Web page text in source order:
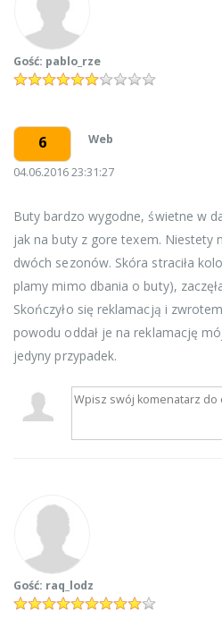
Gość: pablo_rze
6 Web
04.06.2016 23:31:27
Buty bardzo wygodne, świetne w
jak na buty z gore texem. Niestety
dwóch sezonów. Skóra straciła
plamy mimo dbania o buty),
Skończyło się reklamacją i
powodu oddał je na reklamację
jedyny przypadek.
Gość: raq_lodz